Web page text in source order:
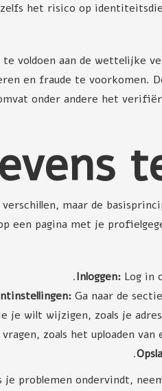
het risico op
voldoen aan de wettelijke
en fraude te voorkomen.
onder andere het
maar de
pagina met je
Inloggen: Log in
Ga naar de
je wilt wijzigen, zoals je
zoals het uploaden
problemen ondervindt,